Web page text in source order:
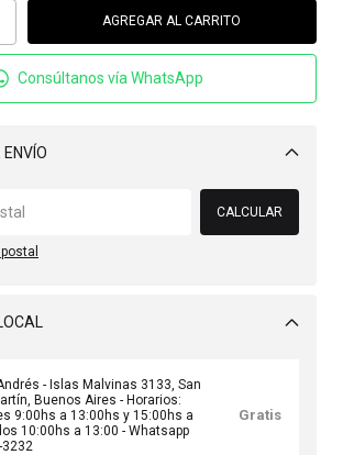
Consúltanos vía WhatsApp
ENVÍO
Cambiar CP
CALCULAR
- Islas Malvinas 3133, San
Buenos Aires - Horarios:
9:00hs a 13:00hs y 15:00hs a
10:00hs a 13:00 - Whatsapp
3232
Gratis